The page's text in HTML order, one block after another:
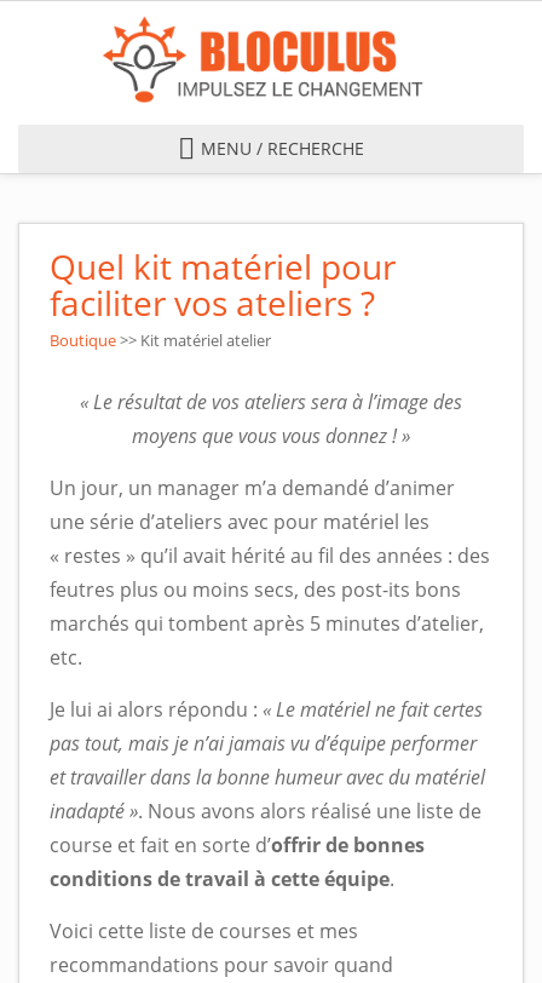
MENU / RECHERCHE
Quel kit matériel pour
faciliter vos ateliers ?
Boutique>> Kit matériel atelier
« Le résultat de vos ateliers sera à l’image des
moyens que vous vous donnez ! »
Un jour, un manager m’a demandé d’animer
une série d’ateliers avec pour matériel les
« restes » qu’il avait hérité au fil des années : des
feutres plus ou moins secs, des post-its bons
marchés qui tombent après 5 minutes d’atelier,
etc.
Je lui ai alors répondu : « Le matériel ne fait certes
pas tout, mais je n’ai jamais vu d’équipe performer
et travailler dans la bonne humeur avec du matériel
inadapté ». Nous avons alors réalisé une liste de
course et fait en sorte d’offrir de bonnes
conditions de travail à cette équipe.
Voici cette liste de courses et mes
recommandations pour savoir quand